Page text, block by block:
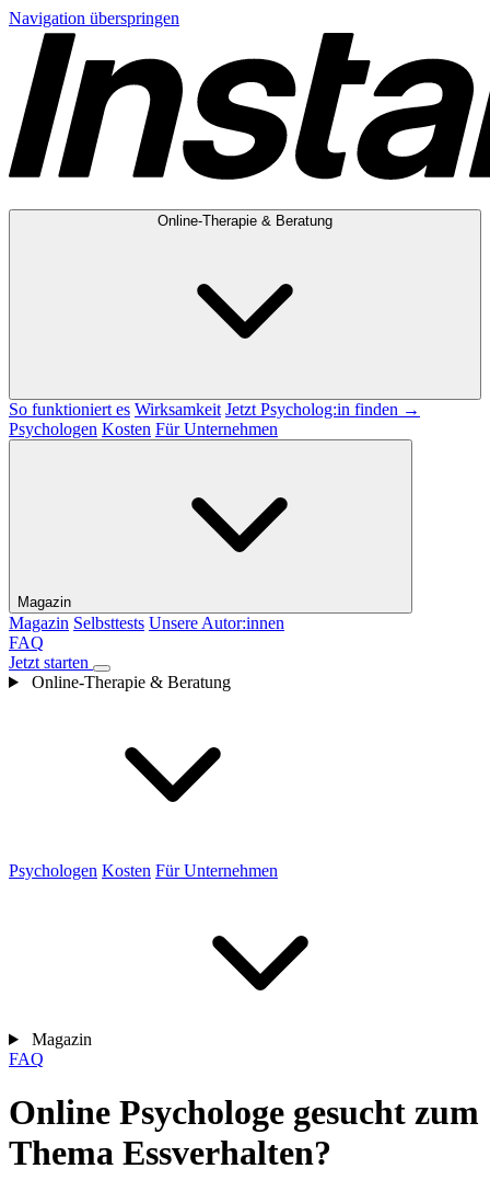
Navigation überspringen
Online-Therapie & Beratung
So funktioniert es Wirksamkeit Jetzt Psycholog:in finden →
Psychologen Kosten Für Unternehmen
Magazin
Magazin Selbsttests Unsere Autor:innen
FAQ
Jetzt starten
Online-Therapie & Beratung
Psychologen Kosten Für Unternehmen
Magazin
FAQ
Online Psychologe gesucht zum
Thema Essverhalten?